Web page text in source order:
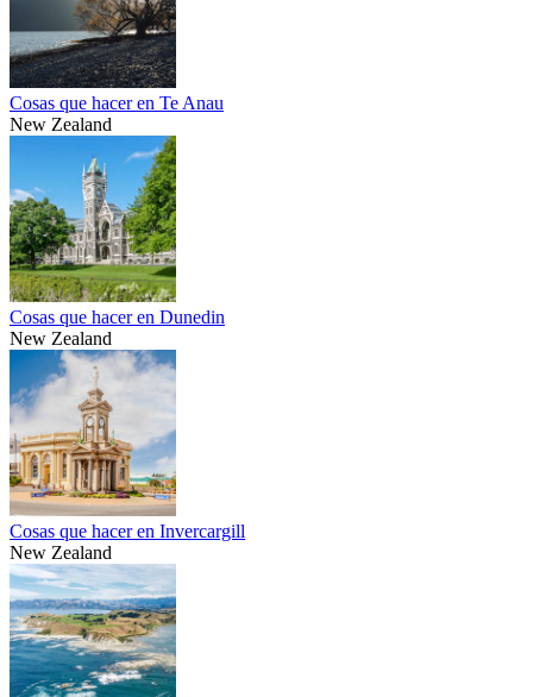
Cosas que hacer en Te Anau
New Zealand
Cosas que hacer en Dunedin
New Zealand
Cosas que hacer en Invercargill
New Zealand